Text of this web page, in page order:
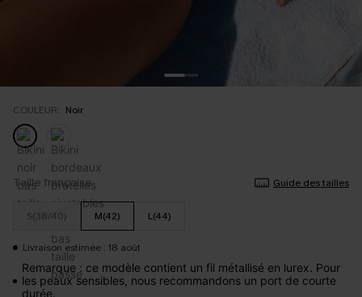
COULEUR: Noir
Taille française Guide des tailles
S(38/40) M(42) L(44)
Livraison estimée : 18 août
Remarque : ce modèle contient un fil métallisé en lurex. Pour
les peaux sensibles, nous recommandons un port de courte
durée.